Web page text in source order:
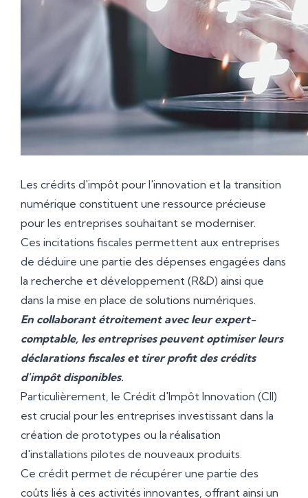
Les crédits d'impôt pour l'innovation et la transition
numérique constituent une ressource précieuse
pour les entreprises souhaitant se moderniser.
Ces incitations fiscales permettent aux entreprises
de déduire une partie des dépenses engagées dans
la recherche et développement (R&D) ainsi que
dans la mise en place de solutions numériques.
En collaborant étroitement avec leur expert-
comptable, les entreprises peuvent optimiser leurs
déclarations fiscales et tirer profit des crédits
d'impôt disponibles.
Particulièrement, le Crédit d'Impôt Innovation (CII)
est crucial pour les entreprises investissant dans la
création de prototypes ou la réalisation
d'installations pilotes de nouveaux produits.
Ce crédit permet de récupérer une partie des
coûts liés à ces activités innovantes, offrant ainsi un